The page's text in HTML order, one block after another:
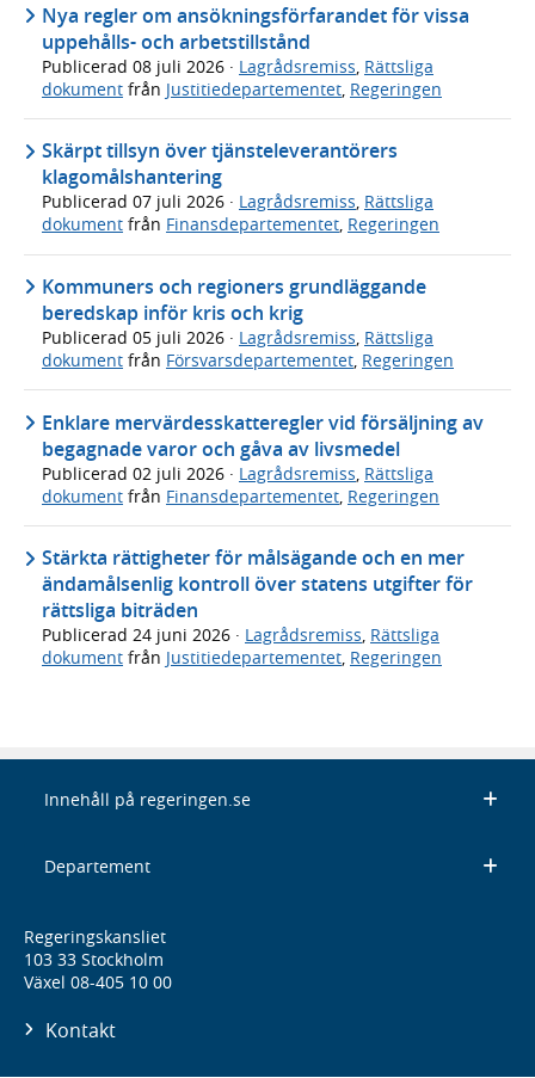
Nya regler om ansökningsförfarandet för vissa
uppehålls- och arbetstillstånd
Publicerad 08 juli 2026 · Lagrådsremiss, Rättsliga
dokument från Justitiedepartementet, Regeringen
Skärpt tillsyn över tjänsteleverantörers
klagomålshantering
Publicerad 07 juli 2026 · Lagrådsremiss, Rättsliga
dokument från Finansdepartementet, Regeringen
Kommuners och regioners grundläggande
beredskap inför kris och krig
Publicerad 05 juli 2026 · Lagrådsremiss, Rättsliga
dokument från Försvarsdepartementet, Regeringen
Enklare mervärdesskatteregler vid försäljning av
begagnade varor och gåva av livsmedel
Publicerad 02 juli 2026 · Lagrådsremiss Rättsliga
dokument från Finansdepartementet Regeringen
Stärkta rättigheter för målsägande och en mer
ändamålsenlig kontroll över statens utgifter för
rättsliga biträden
Publicerad 24 juni 2026 · Lagrådsremiss, Rättsliga
dokument från Justitiedepartementet, Regeringen
Innehåll på regeringen.se
Departement
Regeringskansliet
103 33 Stockholm
Växel 08-405 10 00
Kontakt